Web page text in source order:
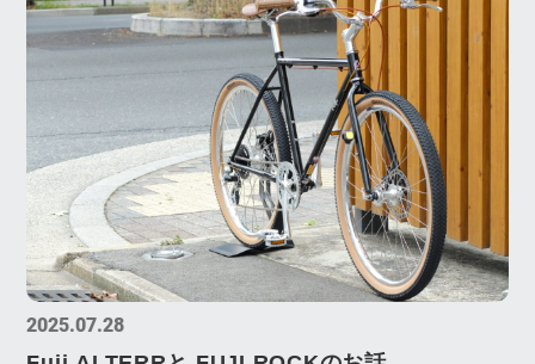
2025.07.28